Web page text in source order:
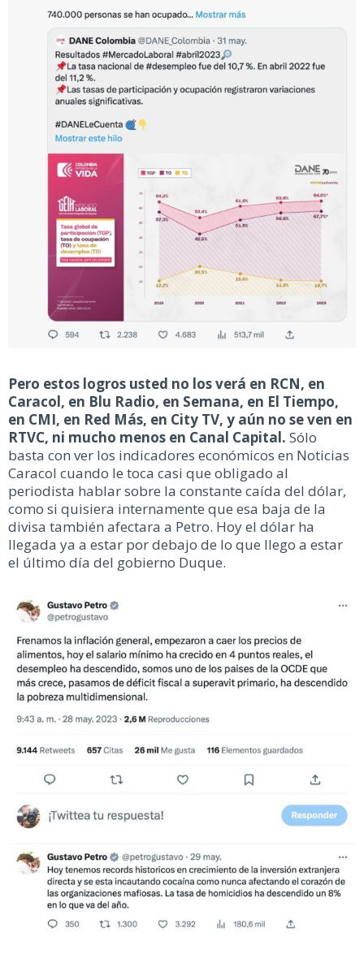
Pero estos logros usted no los verá en RCN, en
Caracol, en Blu Radio, en Semana, en El Tiempo,
en CMI, en Red Más, en City TV, y aún no se ven en
RTVC, ni mucho menos en Canal Capital. Sólo
basta con ver los indicadores económicos en Noticias
Caracol cuando le toca casi que obligado al
periodista hablar sobre la constante caída del dólar,
como si quisiera internamente que esa baja de la
divisa también afectara a Petro. Hoy el dólar ha
llegada ya a estar por debajo de lo que llego a estar
el último día del gobierno Duque.